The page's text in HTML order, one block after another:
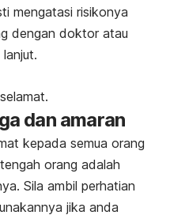
mengatasi risikonya
dengan doktor atau
dan amaran
kepada semua orang
orang adalah
Sila ambil perhatian
jika anda